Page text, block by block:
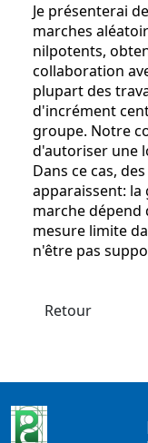
Je présenterai
marches
nilpotents,
collaboration
plupart des
d'incrément
groupe. Notre
d'autoriser une
Dans ce cas,
apparaissent: la
marche dépend
mesure limite
n'être pas
Retour